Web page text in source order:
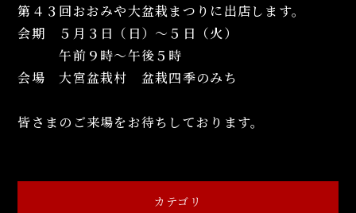
第４３回おおみや大盆栽まつりに出店します。
会期 ５月３日（日）～５日（火）
午前９時～午後５時
会場 大宮盆栽村 盆栽四季のみち
皆さまのご来場をお待ちしております。
カテゴリ